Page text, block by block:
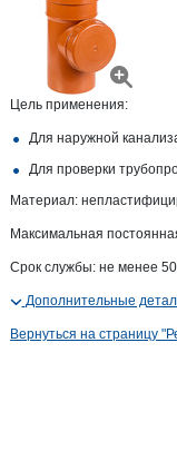
Цель применения:
Для наружной
Для проверки
Материал:
Максимальная
Срок службы: не менее
Дополнительные
Вернуться на страницу